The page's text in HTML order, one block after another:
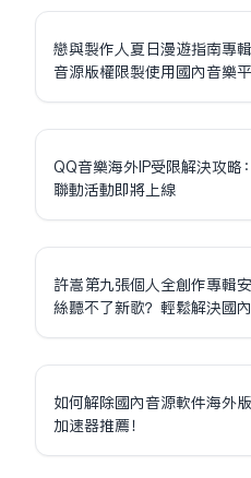
戀與製作人夏日漫遊指南專
音源版權限制使用國內音樂平
QQ音樂海外IP受限解決攻
聯動活動即將上線
許嵩第九張個人全創作專輯
絲聽不了新歌？輕鬆解決國
如何解除國內音源軟件海外
加速器推薦！